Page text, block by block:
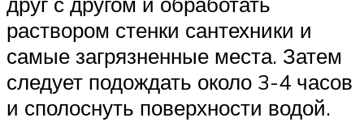
раствором стенки сантехники и
самые загрязненные места. Затем
следует подождать около 3-4 часов
и сполоснуть поверхности водой.